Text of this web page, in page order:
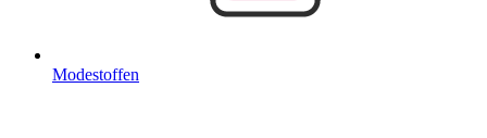
Modestoffen